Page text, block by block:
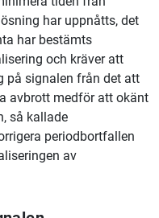
har uppnåtts, det
har bestämts
och kräver att
på signalen från det att
avbrott medför att okänt
så kallade
periodbortfallen
av